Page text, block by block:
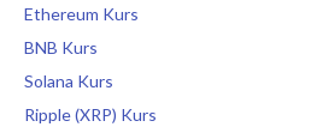
Ethereum Kurs
BNB Kurs
Solana Kurs
Ripple (XRP) Kurs